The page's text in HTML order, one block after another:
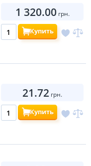
1 320.00 грн.
Купить
21.72 грн.
Купить